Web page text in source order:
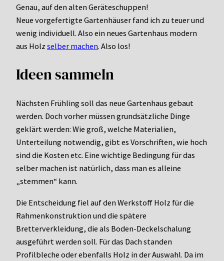
Genau, auf den alten Geräteschuppen!
Neue vorgefertigte Gartenhäuser fand ich zu teuer und
wenig individuell. Also ein neues Gartenhaus modern
aus Holz selber machen. Also los!
Ideen sammeln
Nächsten Frühling soll das neue Gartenhaus gebaut
werden. Doch vorher müssen grundsätzliche Dinge
geklärt werden: Wie groß, welche Materialien,
Unterteilung notwendig, gibt es Vorschriften, wie hoch
sind die Kosten etc. Eine wichtige Bedingung für das
selber machen ist natürlich, dass man es alleine
„stemmen“ kann.
Die Entscheidung fiel auf den Werkstoff Holz für die
Rahmenkonstruktion und die spätere
Bretterverkleidung, die als Boden-Deckelschalung
ausgeführt werden soll. Für das Dach standen
Profilbleche oder ebenfalls Holz in der Auswahl. Da im